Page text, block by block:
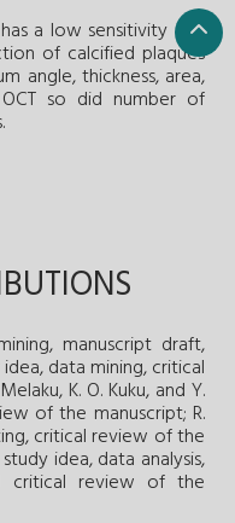
a low sensitivity and
of calcified plaques
angle, thickness, area,
so did number of
manuscript draft,
data mining, critical
K. O. Kuku, and Y.
of the manuscript; R.
critical review of the
idea, data analysis,
critical review of the